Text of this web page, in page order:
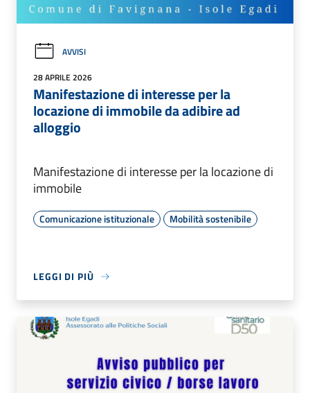
AVVISI
28 APRILE 2026
Manifestazione di interesse per la
locazione di immobile da adibire ad
alloggio
Manifestazione di interesse per la locazione di
immobile
Comunicazione istituzionale Mobilità sostenibile
LEGGI DI PIÙ